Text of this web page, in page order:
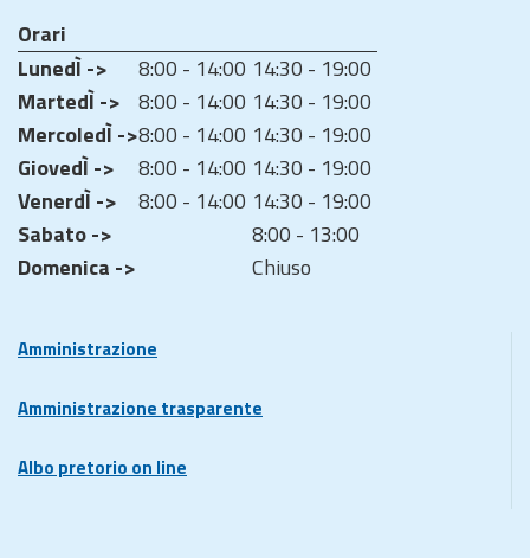
Orari
LunedÌ ->
8:00 - 14:00 14:30 - 19:00
MartedÌ -> 8:00 - 14:00 14:30 - 19:00
MercoledÌ ->8:00 - 14:00 14:30 - 19:00
GiovedÌ ->
8:00 - 14:00 14:30 - 19:00
VenerdÌ ->
8:00 - 14:00 14:30 - 19:00
Sabato ->
8:00 - 13:00
Domenica ->
Chiuso
Amministrazione
Amministrazione trasparente
Albo pretorio on line